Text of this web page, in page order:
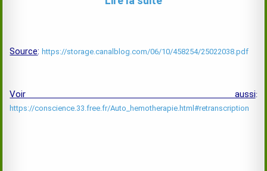
Source: https://storage.canalblog.com/06/10/458254/25022038.pdf
Voir aussi:
https://conscience.33.free.fr/Auto_hemotherapie.html#retranscription